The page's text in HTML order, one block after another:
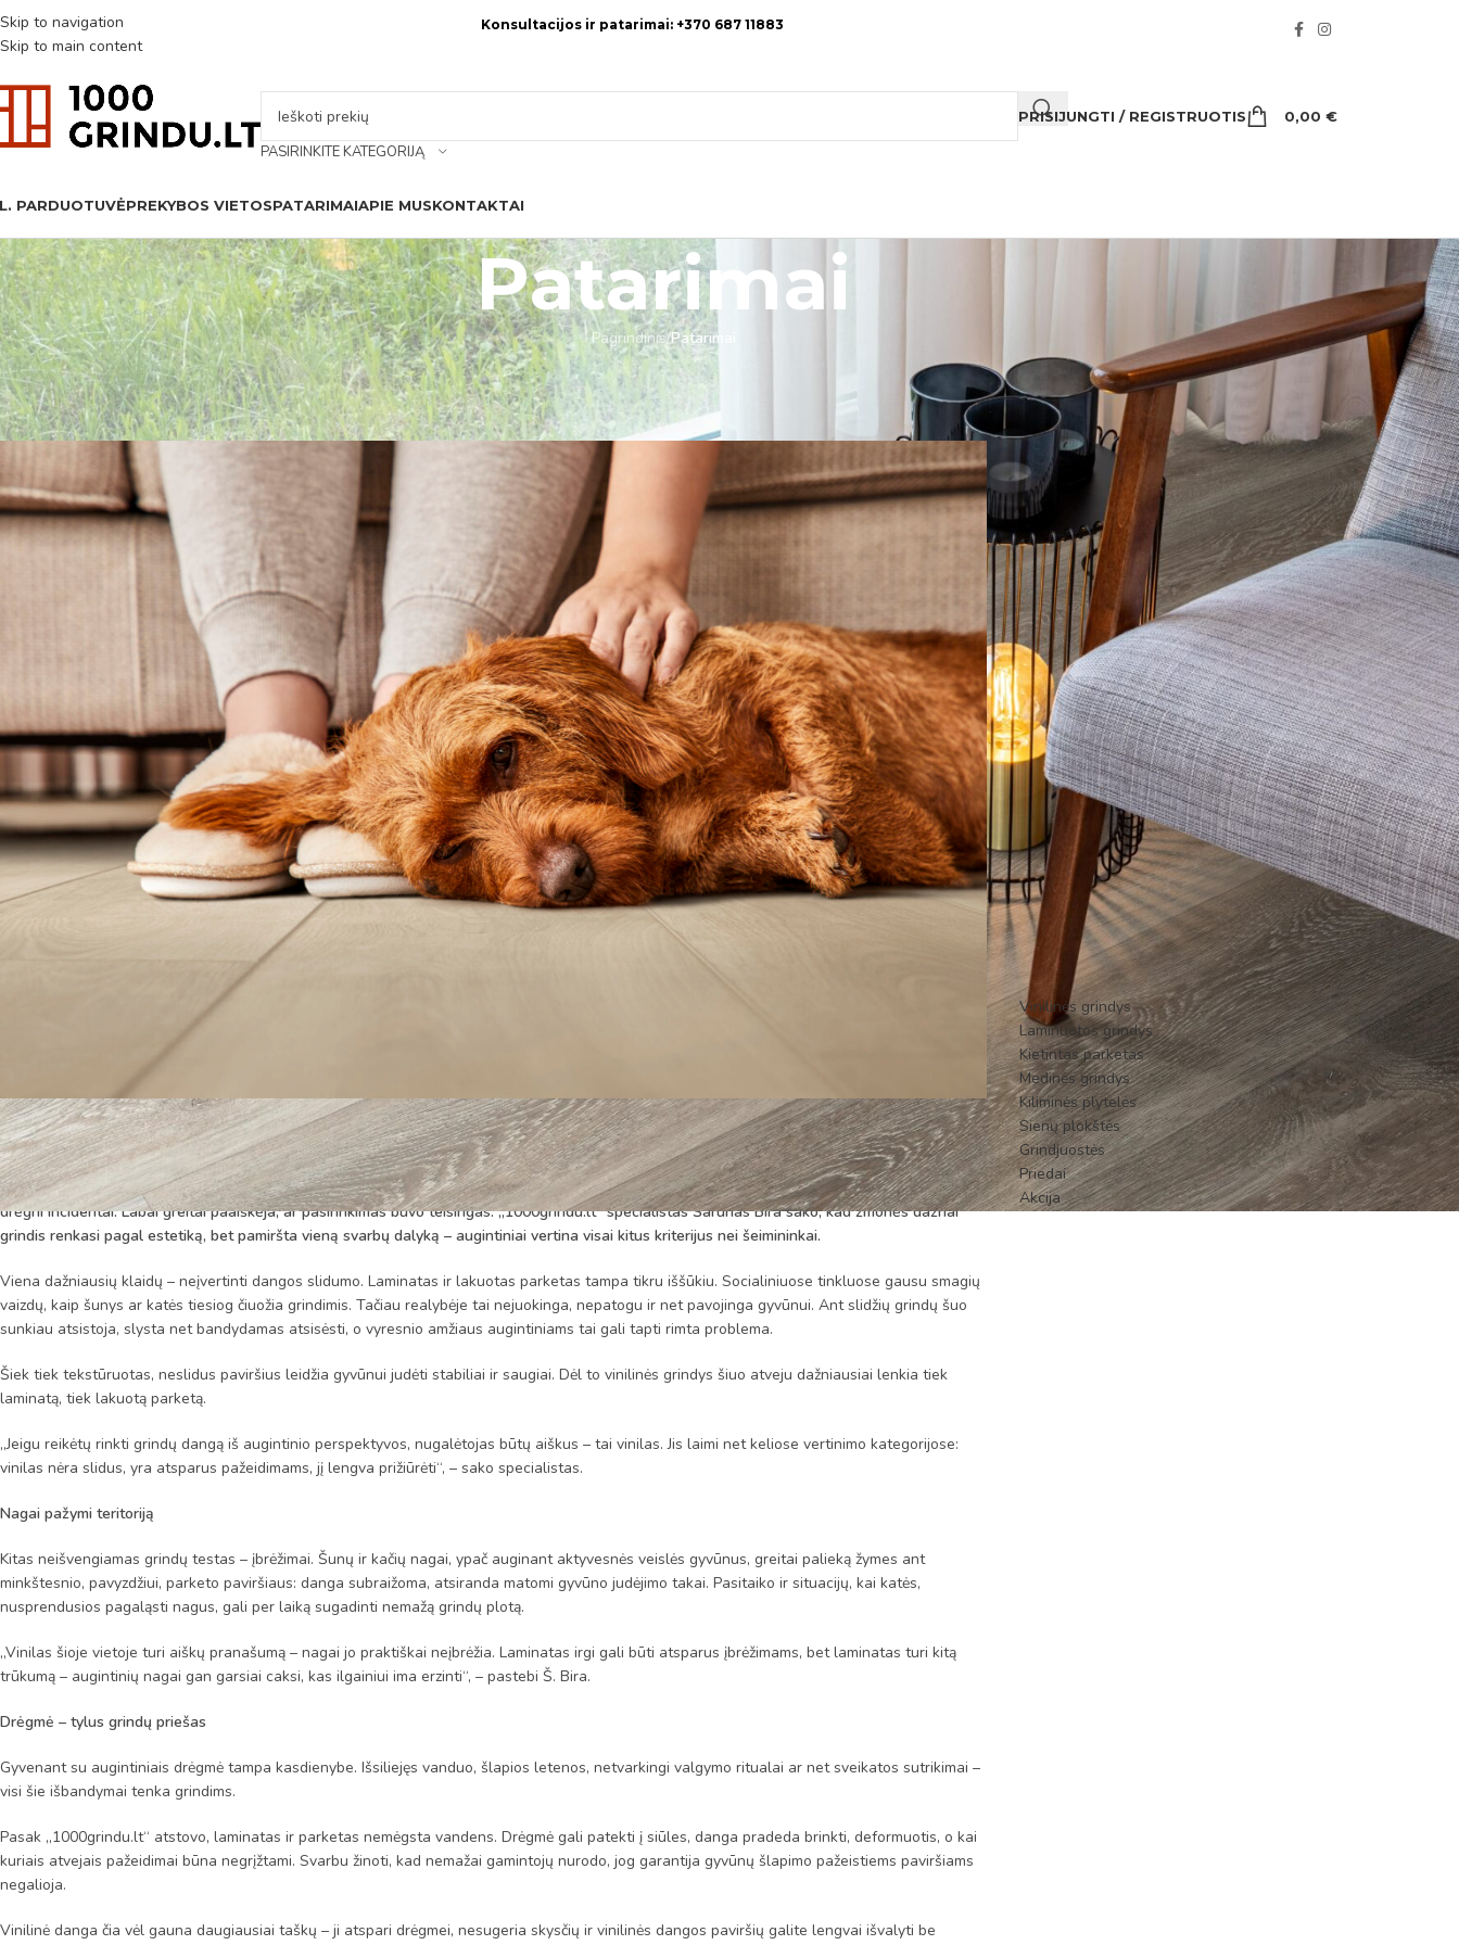
Skip to navigation
Skip to main content
Konsultacijos ir patarimai: +370 687 11883
PASIRINKITE KATEGORIJĄ
PRISIJUNGTI / REGISTRUOTIS 0,00 €
PARDUOTUVĖPREKYBOS VIETOSPATARIMAIAPIE MUSKONTAKTAI
Patarimai
Pagrindinis/Patarimai
PATARIMAI
Keturkojo egzaminas grindims: kurios dangos tinka geriausiai
Autorius: 1000GRINDU.LTOn 2026-03-31
Keturkojo egzaminas grindims: kurios dangos tinka geriausiai
Kai namuose atsiranda keturkojis gyventojas, grindys tampa nuolatiniu testavimo poligonu: nagai, vanduo, purvas, išsiliejęs maistas ir netikėti
drėgni incidentai. Labai greitai paaiškėja, ar pasirinkimas buvo teisingas. „1000grindu.lt“ specialistas Šarūnas Bira sako, kad žmonės dažnai
grindis renkasi pagal estetiką, bet pamiršta vieną svarbų dalyką – augintiniai vertina visai kitus kriterijus nei šeimininkai.
Viena dažniausių klaidų – neįvertinti dangos slidumo. Laminatas ir lakuotas parketas tampa tikru iššūkiu. Socialiniuose tinkluose gausu smagių
vaizdų, kaip šunys ar katės tiesiog čiuožia grindimis. Tačiau realybėje tai nejuokinga, nepatogu ir net pavojinga gyvūnui. Ant slidžių grindų šuo
sunkiau atsistoja, slysta net bandydamas atsisėsti, o vyresnio amžiaus augintiniams tai gali tapti rimta problema.
Šiek tiek tekstūruotas, neslidus paviršius leidžia gyvūnui judėti stabiliai ir saugiai. Dėl to vinilinės grindys šiuo atveju dažniausiai lenkia tiek
laminatą, tiek lakuotą parketą.
„Jeigu reikėtų rinkti grindų dangą iš augintinio perspektyvos, nugalėtojas būtų aiškus – tai vinilas. Jis laimi net keliose vertinimo kategorijose:
vinilas nėra slidus, yra atsparus pažeidimams, jį lengva prižiūrėti“, – sako specialistas.
Nagai pažymi teritoriją
Kitas neišvengiamas grindų testas – įbrėžimai. Šunų ir kačių nagai, ypač auginant aktyvesnės veislės gyvūnus, greitai palieką žymes ant
minkštesnio, pavyzdžiui, parketo paviršiaus: danga subraižoma, atsiranda matomi gyvūno judėjimo takai. Pasitaiko ir situacijų, kai katės,
nusprendusios pagaląsti nagus, gali per laiką sugadinti nemažą grindų plotą.
„Vinilas šioje vietoje turi aiškų pranašumą – nagai jo praktiškai neįbrėžia. Laminatas irgi gali būti atsparus įbrėžimams, bet laminatas turi kitą
trūkumą – augintinių nagai gan garsiai caksi, kas ilgainiui ima erzinti“, – pastebi Š. Bira.
Drėgmė – tylus grindų priešas
Gyvenant su augintiniais drėgmė tampa kasdienybe. Išsiliejęs vanduo, šlapios letenos, netvarkingi valgymo ritualai ar net sveikatos sutrikimai –
visi šie išbandymai tenka grindims.
Pasak „1000grindu.lt“ atstovo, laminatas ir parketas nemėgsta vandens. Drėgmė gali patekti į siūles, danga pradeda brinkti, deformuotis, o kai
kuriais atvejais pažeidimai būna negrįžtami. Svarbu žinoti, kad nemažai gamintojų nurodo, jog garantija gyvūnų šlapimo pažeistiems paviršiams
negalioja.
Vinilinė danga čia vėl gauna daugiausiai taškų – ji atspari drėgmei, nesugeria skysčių ir vinilinės dangos paviršių galite lengvai išvalyti be
NAUJAUSI ĮRAŠAI
Perkate grindis? Ką slepia
atsparumo klasės ir kiti
užrašai ant pakuočių
Savarankiškas grindų
montavimas: kada daryti
pačiam, o kada samdyti
profesionalus
Grindų pakeitimas be
dulkių: kada galima kloti
naują grindų dangą ant
senosios?
Montavimo instrukcijos
Keturkojo egzaminas
grindims: kurios dangos
tinka geriausiai
KATEGORIJOS
Vinilinės grindys
Laminuotos grindys
Kietintas parketas
Medinės grindys
Kiliminės plytelės
Sienų plokštės
Grindjuostės
Priedai
Akcija